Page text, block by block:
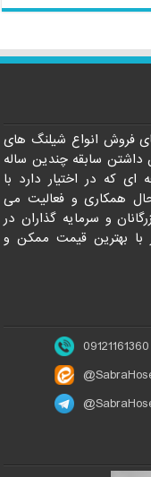
فروش انواع شیلنگ های
سابقه چندین ساله
که در اختیار دارد با
همکاری و فعالیت می
و سرمایه گذاران در
بهترین قیمت ممکن و
09121161360